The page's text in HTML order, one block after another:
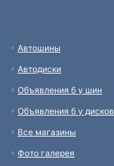
Автошины
Автодиски
Объявления б у шин
Объявления б у дисков
Все магазины
Фото галерея